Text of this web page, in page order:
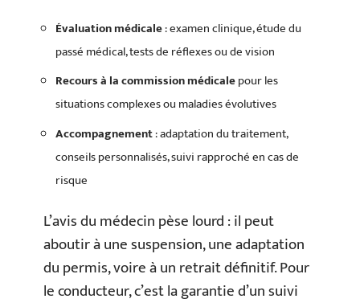
Évaluation médicale: examen clinique, étude du
passé médical, tests de réflexes ou de vision
Recours à la commission médicalepour les
situations complexes ou maladies évolutives
Accompagnement: adaptation du traitement,
conseils personnalisés, suivi rapproché en cas de
risque
L’avis du médecin pèse lourd : il peut
aboutir à une suspension, une adaptation
du permis, voire à un retrait définitif. Pour
le conducteur, c’est la garantie d’un suivi